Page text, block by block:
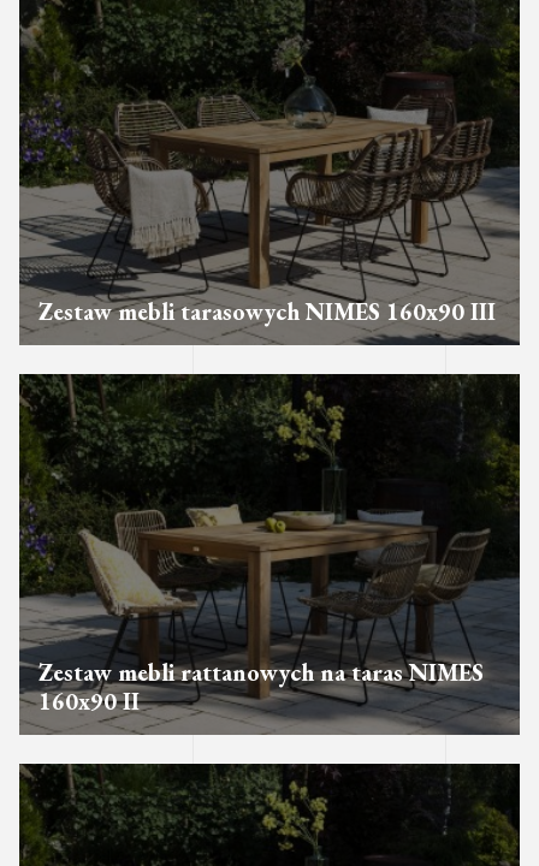
Zestaw mebli tarasowych NIMES 160x90 III
Zestaw mebli rattanowych na taras NIMES
160x90 II